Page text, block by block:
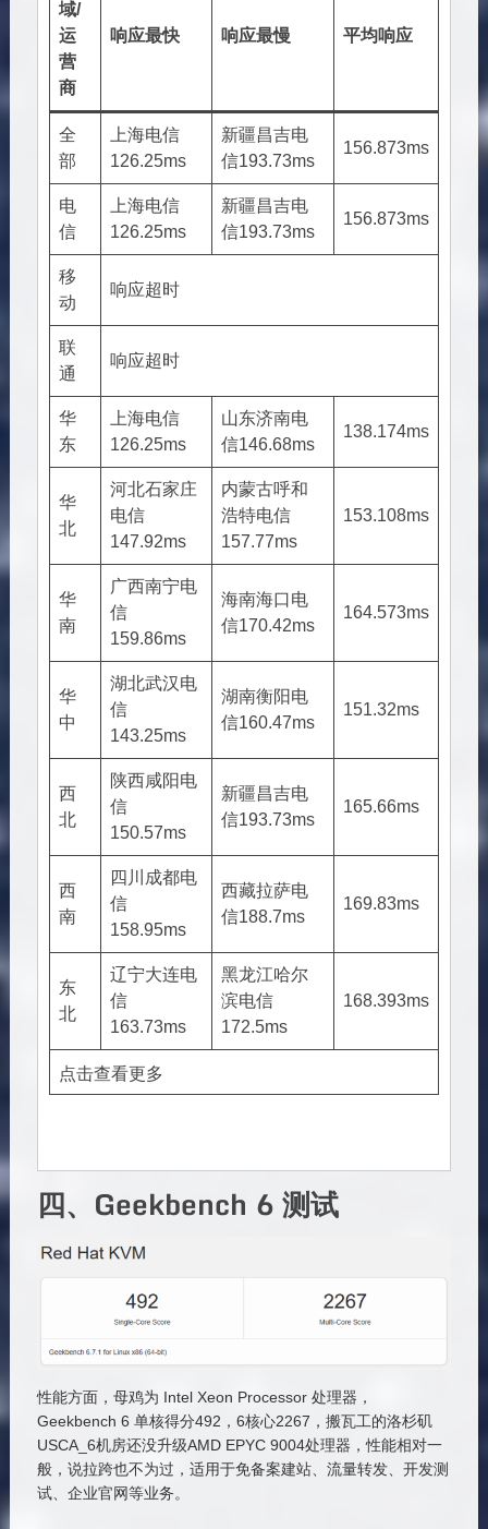
域/
运
营
商
响应最快 响应最慢 平均响应
全
部
上海电信
126.25ms
新疆昌吉电
信193.73ms
156.873ms
电
信
上海电信
126.25ms
新疆昌吉电
信193.73ms
156.873ms
移
动
响应超时
联
通
响应超时
华
东
上海电信
126.25ms
山东济南电
信146.68ms
138.174ms
华
北
河北石家庄
电信
147.92ms
内蒙古呼和
浩特电信
157.77ms
153.108ms
华
南
广西南宁电
信
159.86ms
海南海口电
信170.42ms
164.573ms
华
中
湖北武汉电
信
143.25ms
湖南衡阳电
信160.47ms
151.32ms
西
北
陕西咸阳电
信
150.57ms
新疆昌吉电
信193.73ms
165.66ms
西
南
四川成都电
信
158.95ms
西藏拉萨电
信188.7ms
169.83ms
东
北
辽宁大连电
信
163.73ms
黑龙江哈尔
滨电信
172.5ms
168.393ms
点击查看更多
四、Geekbench 6 测试
性能方面，母鸡为 Intel Xeon Processor 处理器，
Geekbench 6 单核得分492，6核心2267，搬瓦工的洛杉矶
USCA_6机房还没升级AMD EPYC 9004处理器，性能相对一
般，说拉跨也不为过，适用于免备案建站、流量转发、开发测
试、企业官网等业务。